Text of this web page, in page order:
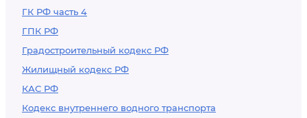
ГК РФ часть 4
ГПК РФ
Градостроительный кодекс РФ
Жилищный кодекс РФ
КАС РФ
Кодекс внутреннего водного транспорта